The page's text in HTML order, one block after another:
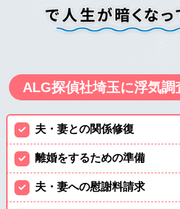
ALG探偵社埼玉に浮気調
夫・妻との関係修復
離婚をするための準備
夫・妻への慰謝料請求